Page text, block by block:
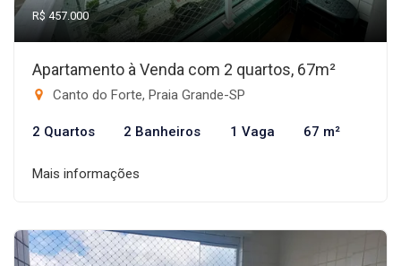
R$ 457.000
Apartamento à Venda com 2 quartos, 67m²
Canto do Forte, Praia Grande-SP
2 Quartos 2 Banheiros 1 Vaga 67 m²
Mais informações